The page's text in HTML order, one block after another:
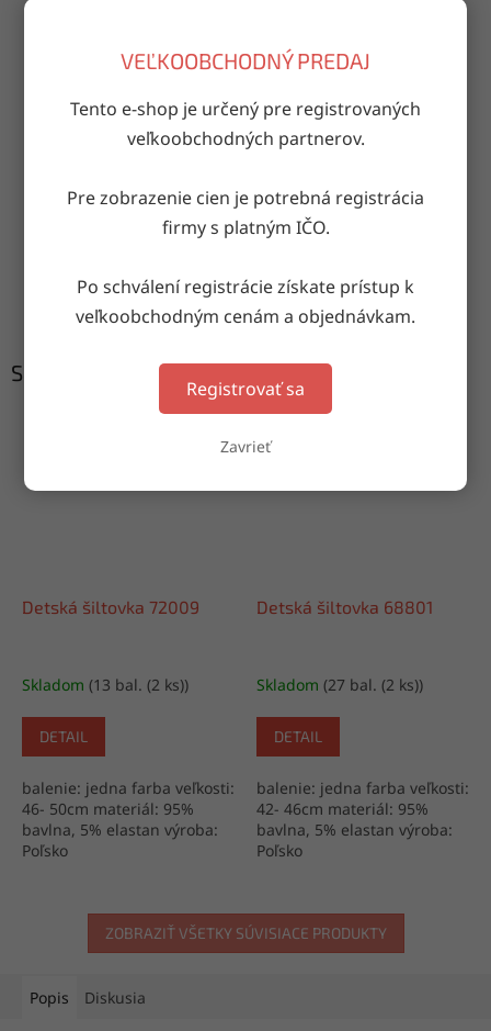
VEĽKOOBCHODNÝ PREDAJ
Tento e-shop je určený pre registrovaných
veľkoobchodných partnerov.
Pre zobrazenie cien je potrebná registrácia
firmy s platným IČO.
Po schválení registrácie získate prístup k
veľkoobchodným cenám a objednávkam.
Registrovať sa
Zavrieť
Doručenie do druhého dňa
na akúkoľvek adresu
Garancia doručenia
nepoškodeného tovaru
Súvisiaci tovar
Detská šiltovka 72009
Skladom (13 bal. (2 ks))
DETAIL
balenie: jedna farba veľkosti:
46- 50cm materiál: 95%
bavlna, 5% elastan výroba:
Poľsko
Detská šiltovka 68801
Skladom (27 bal. (2 ks))
DETAIL
balenie: jedna farba veľkosti:
42- 46cm materiál: 95%
bavlna, 5% elastan výroba:
Poľsko
ZOBRAZIŤ VŠETKY SÚVISIACE PRODUKTY
Popis Diskusia